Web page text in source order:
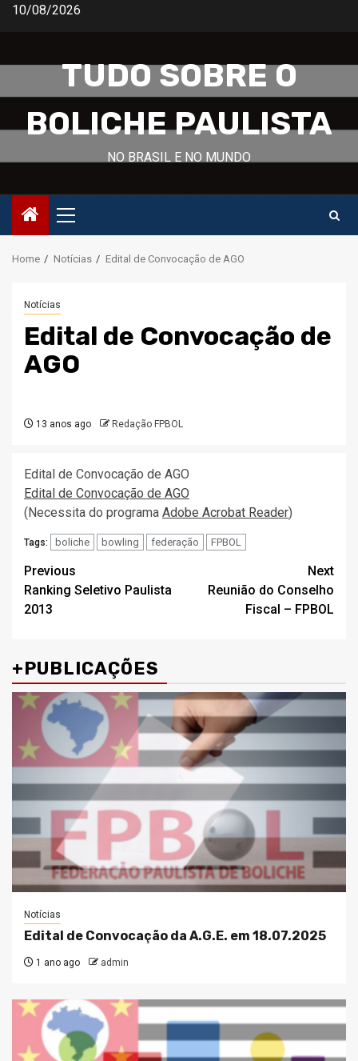
Skip10/08/2026
TUDO SOBRE O
BOLICHE PAULISTA
NO BRASIL E NO MUNDO
Primary
Menu
Home Notícias Edital de Convocação de AGO
Notícias
Edital de Convocação de
AGO
13 anos ago Redação FPBOL
Edital de Convocação de AGO
Edital de Convocação de AGO
(Necessita do programa Adobe Acrobat Reader)
Tags: boliche bowling federação FPBOL
Post
navigation
Previous
Ranking Seletivo Paulista
2013
Next
Reunião do Conselho
Fiscal – FPBOL
+PUBLICAÇÕES
Notícias
Edital de Convocação da A.G.E. em 18.07.2025
1 ano ago admin